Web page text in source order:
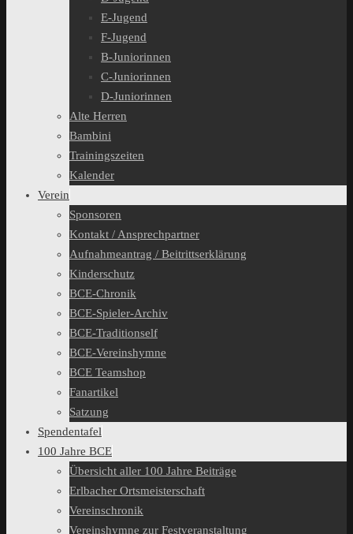
E-Jugend
F-Jugend
B-Juniorinnen
C-Juniorinnen
D-Juniorinnen
Alte Herren
Bambini
Trainingszeiten
Kalender
Verein
Sponsoren
Kontakt / Ansprechpartner
Aufnahmeantrag / Beitrittserklärung
Kinderschutz
BCE-Chronik
BCE-Spieler-Archiv
BCE-Traditionself
BCE-Vereinshymne
BCE Teamshop
Fanartikel
Satzung
Spendentafel
100 Jahre BCE
Übersicht aller 100 Jahre Beiträge
Erlbacher Ortsmeisterschaft
Vereinschronik
Vereinshymne zur Festveranstaltung